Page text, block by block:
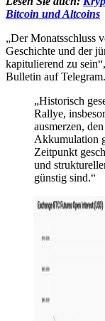
Bitcoin und Altcoins
„Der Monatsschluss
Geschichte und der
kapitulierend zu
Bulletin auf Telegram.
„Historisch
Rallye,
ausmerzen,
Akkumulation
Zeitpunkt
und
günstig sind.“